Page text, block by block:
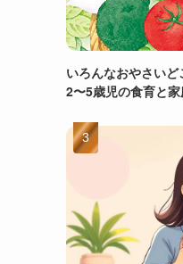
いろんなおやさい
2〜5歳児の食育と